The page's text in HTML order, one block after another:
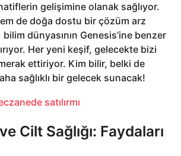
gelişimine olanak sağlıyor.
de doğa dostu bir çözüm arz
dünyasının Genesis’ine benzer
Her yeni keşif, gelecekte bizi
ettiriyor. Kim bilir, belki de
sağlıklı bir gelecek sunacak!
satılırmı
Cilt Sağlığı: Faydaları